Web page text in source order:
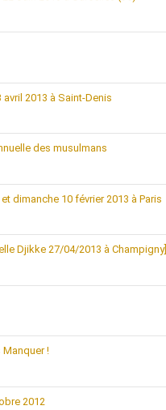
2013 à Saint-Denis
des musulmans
dimanche 10 février 2013 à Paris
Djikke 27/04/2013 à Champigny]
Manquer !
2012